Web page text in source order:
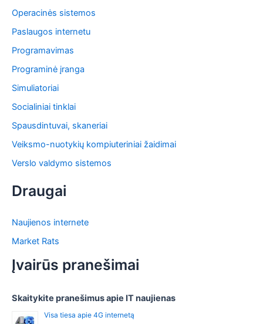
Operacinės sistemos
Paslaugos internetu
Programavimas
Programinė įranga
Simuliatoriai
Socialiniai tinklai
Spausdintuvai, skaneriai
Veiksmo-nuotykių kompiuteriniai žaidimai
Verslo valdymo sistemos
Draugai
Naujienos internete
Market Rats
Įvairūs pranešimai
Skaitykite pranešimus apie IT naujienas
Visa tiesa apie 4G internetą